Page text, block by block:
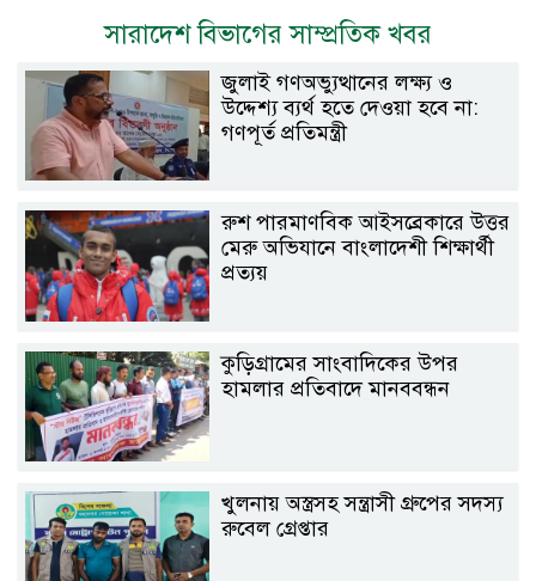
সারাদেশ বিভাগের সাম্প্রতিক খবর
জুলাই গণঅভ্যুত্থানের লক্ষ্য ও
উদ্দেশ্য ব্যর্থ হতে দেওয়া হবে না:
গণপূর্ত প্রতিমন্ত্রী
রুশ পারমাণবিক আইসব্রেকারে উত্তর
মেরু অভিযানে বাংলাদেশী শিক্ষার্থী
প্রত্যয়
কুড়িগ্রামের সাংবাদিকের উপর
হামলার প্রতিবাদে মানববন্ধন
খুলনায় অস্ত্রসহ সন্ত্রাসী গ্রুপের সদস্য
রুবেল গ্রেপ্তার